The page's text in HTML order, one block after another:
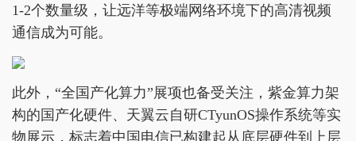
1-2个数量级，让远洋等极端网络环境下的高清视频
通信成为可能。
此外，“全国产化算力”展项也备受关注，紫金算力架
构的国产化硬件、天翼云自研CTyunOS操作系统等实
物展示，标志着中国电信已构建起从底层硬件到上层